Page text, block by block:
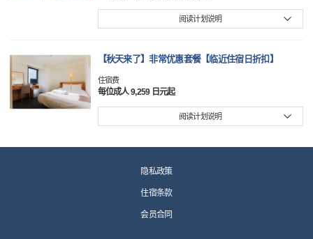
阅读计划说明
【秋天来了】非常优惠套餐【临近住宿日折扣】
住宿费
每位成人 9,259 日元起
阅读计划说明
隐私政策
住宿条款
会员合同